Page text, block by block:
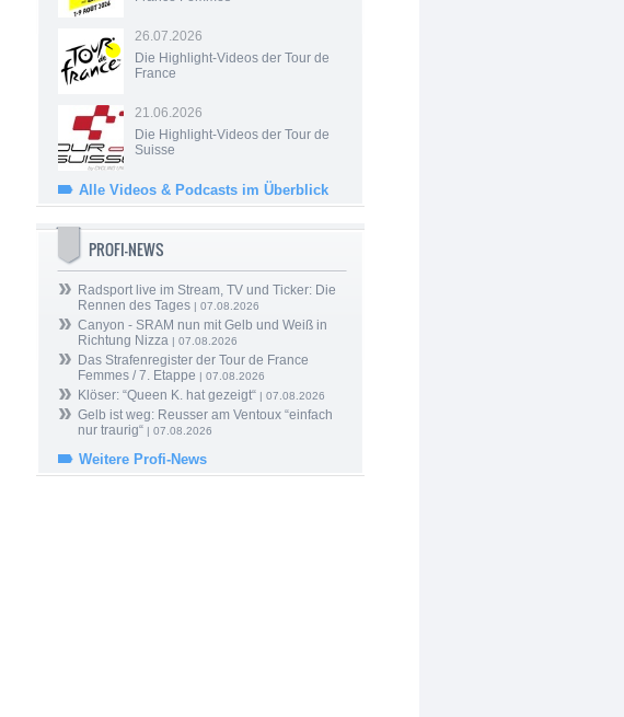
26.07.2026
Die Highlight-Videos der Tour de
France
21.06.2026
Die Highlight-Videos der Tour de
Suisse
Alle Videos & Podcasts im Überblick
PROFI-NEWS
Radsport live im Stream, TV und Ticker: Die
Rennen des Tages | 07.08.2026
Canyon - SRAM nun mit Gelb und Weiß in
Richtung Nizza | 07.08.2026
Das Strafenregister der Tour de France
Femmes / 7. Etappe | 07.08.2026
Klöser: “Queen K. hat gezeigt“ | 07.08.2026
Gelb ist weg: Reusser am Ventoux “einfach
nur traurig“ | 07.08.2026
Weitere Profi-News